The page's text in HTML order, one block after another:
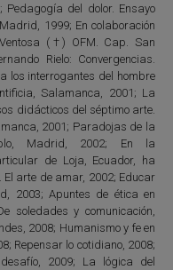
del dolor. Ensayo
1999; En colaboración
(†) OFM. Cap. San
Rielo: Convergencias.
los interrogantes del hombre
Salamanca, 2001; La
didácticos del séptimo arte.
2001; Paradojas de la
Madrid, 2002; En la
de Loja, Ecuador, ha
arte de amar, 2002; Educar
2003; Apuntes de ética en
soledades y comunicación,
2008; Humanismo y fe en
Repensar lo cotidiano, 2008;
2009; La lógica del